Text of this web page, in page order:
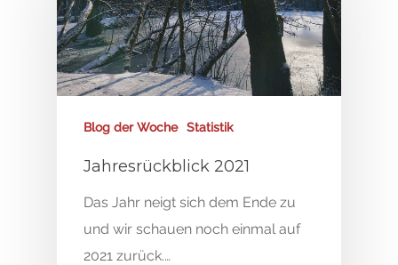
Blog der Woche Statistik
Jahresrückblick 2021
Das Jahr neigt sich dem Ende zu
und wir schauen noch einmal auf
2021 zurück.…